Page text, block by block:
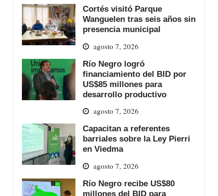
Cortés visitó Parque
Wanguelen tras seis años sin
presencia municipal
agosto 7, 2026
Río Negro logró
financiamiento del BID por
US$85 millones para
desarrollo productivo
agosto 7, 2026
Capacitan a referentes
barriales sobre la Ley Pierri
en Viedma
agosto 7, 2026
Río Negro recibe US$80
millones del BID para